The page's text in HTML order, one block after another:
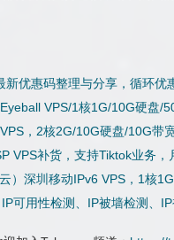
新优惠码整理与分享，循环优
VPS/1核1G/10G硬盘/
，2核2G/10G硬盘/10G带
VPS补货，支持Tiktok业务
）深圳移动IPv6 VPS，1核
可用性检测、IP被墙检测、